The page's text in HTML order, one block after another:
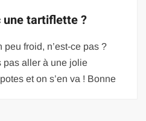
une tartiflette ?
froid, n’est-ce pas ?
pas aller à une jolie
et on s’en va ! Bonne